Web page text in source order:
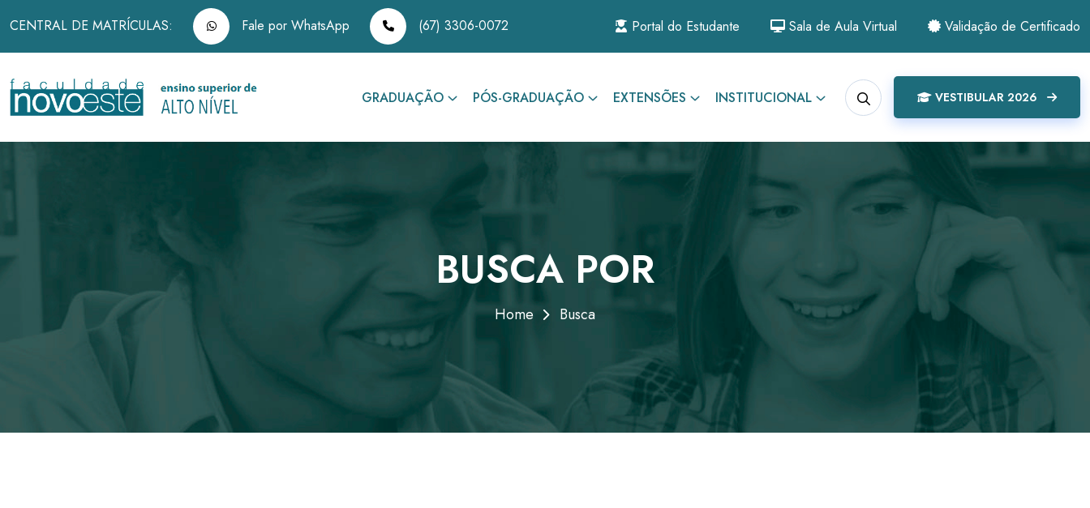
CENTRAL DE MATRÍCULAS: Fale por WhatsApp (67) 3306-0072 Portal do Estudante Sala de Aula Virtual Validação de Certificado
GRADUAÇÃO PÓS-GRADUAÇÃO EXTENSÕES INSTITUCIONAL VESTIBULAR 2026
BUSCA POR
Home Busca